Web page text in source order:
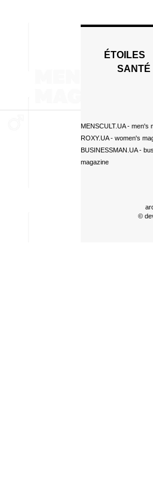
ÉTOILES
SANTÉ
MENSCULT.UA- men's
ROXY.UA- women's
BUSINESSMAN.UA-
magazine
©